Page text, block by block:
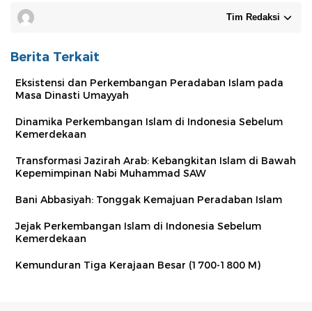
Tim Redaksi
Berita Terkait
Eksistensi dan Perkembangan Peradaban Islam pada
Masa Dinasti Umayyah
Dinamika Perkembangan Islam di Indonesia Sebelum
Kemerdekaan
Transformasi Jazirah Arab: Kebangkitan Islam di Bawah
Kepemimpinan Nabi Muhammad SAW
Bani Abbasiyah: Tonggak Kemajuan Peradaban Islam
Jejak Perkembangan Islam di Indonesia Sebelum
Kemerdekaan
Kemunduran Tiga Kerajaan Besar (1700-1800 M)